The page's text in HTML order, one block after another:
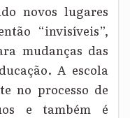
novos lugares
“invisíveis”,
mudanças das
A escola
no processo de
e também é